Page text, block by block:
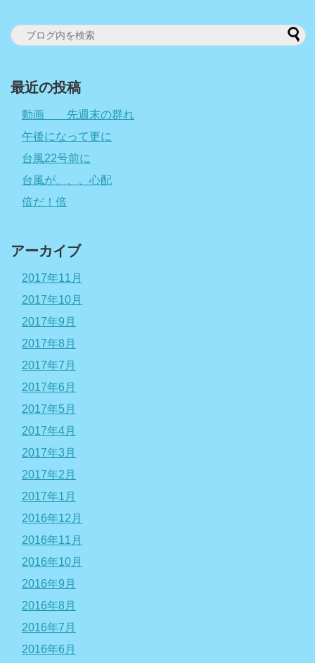
最近の投稿
動画 先週末の群れ
午後になって更に
台風22号前に
台風が、、、心配
倍だ！倍
アーカイブ
2017年11月
2017年10月
2017年9月
2017年8月
2017年7月
2017年6月
2017年5月
2017年4月
2017年3月
2017年2月
2017年1月
2016年12月
2016年11月
2016年10月
2016年9月
2016年8月
2016年7月
2016年6月